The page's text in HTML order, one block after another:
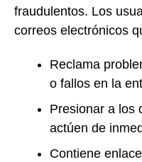
fraudulentos. Los
correos electrónicos
Reclama
o fallos en la
Presionar a los
actúen de
Contiene